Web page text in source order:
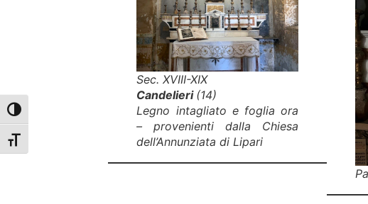
Attiva/disattiva alto contrasto
Attiva/disattiva dimensione testo
Sec. XVIII-XIX
Candelieri (14)
Legno intagliato e foglia ora
– provenienti dalla Chiesa
dell’Annunziata di Lipari